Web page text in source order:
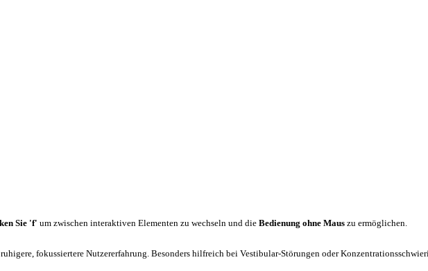
Sie 'f' um zwischen interaktiven Elementen zu wechseln und die Bedienung ohne Maus zu ermöglichen.
fokussiertere Nutzererfahrung. Besonders hilfreich bei Vestibular-Störungen oder